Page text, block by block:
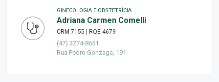
GINECOLOGIA E OBSTETRÍCIA
Adriana Carmen Comelli
CRM 7155 | RQE 4679
(47) 3274-8651
Rua Pedro Gonzaga, 191